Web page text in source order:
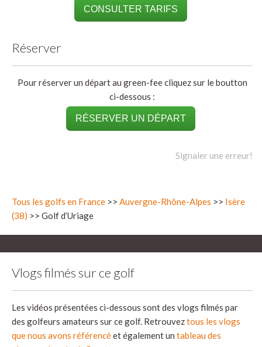
CONSULTER TARIFS
Réserver
Pour réserver un départ au green-fee cliquez sur le boutton
ci-dessous :
RÉSERVER UN DÉPART
Signaler une erreur!
Tous les golfs en France >> Auvergne-Rhône-Alpes >> Isère
(38) >> Golf d’Uriage
Vlogs filmés sur ce golf
Les vidéos présentées ci-dessous sont des vlogs filmés par
des golfeurs amateurs sur ce golf. Retrouveztous les vlogs
que nous avons référencéet également un tableau des